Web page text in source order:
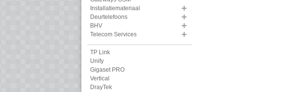
Installatiemateriaal
Deurtelefoons
BHV
Telecom Services
TP Link
Unify
Gigaset PRO
Vertical
DrayTek